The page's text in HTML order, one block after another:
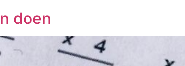
doen